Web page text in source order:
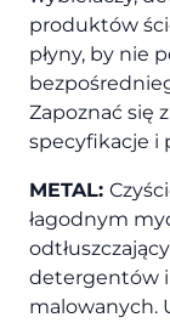
produktów
płyny, by nie
Zapoznać się
specyfikacje i
METAL:
łagodnym
detergentów
malowanych.